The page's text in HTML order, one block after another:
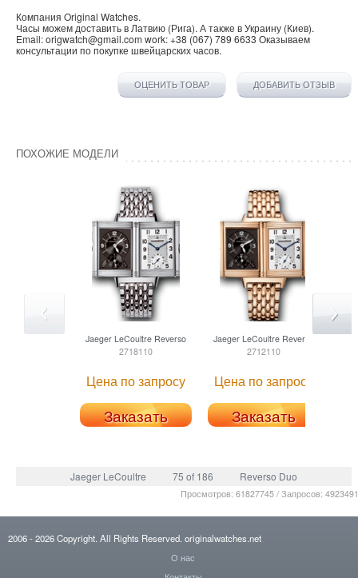
Компания Original Watches.
Часы можем доставить в Латвию (Рига). А также вУкраину (Киев).
Email:origwatch@gmail.com work:+38 (067) 789 6633 Оказываем
консультации по покупке швейцарских часов.
ОЦЕНИТЬ ТОВАР ДОБАВИТЬ ОТЗЫВ
ПОХОЖИЕ МОДЕЛИ
Jaeger LeCoultre Reverso
2718110
Цена по запросу
Заказать
Jaeger LeCoultre Reverso
2712110
Цена по запросу
Заказать
Jaeger LeCoultre 75 of 186 Reverso Duo
Просмотров: 61827745 / Запросов:
2006- 2026Copyright. All Rights Reserved. originalwatches.net
О нас